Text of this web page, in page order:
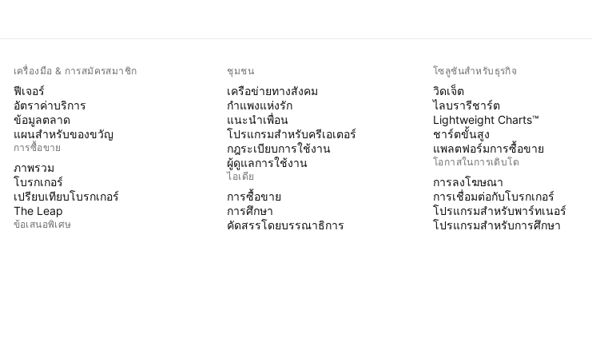
เครื่องมือ & การสมัครสมาชิก
ฟีเจอร์
อัตราค่าบริการ
ข้อมูลตลาด
แผนสำหรับของขวัญ
การซื้อขาย
ภาพรวม
โบรกเกอร์
เปรียบเทียบโบรกเกอร์
The Leap
ข้อเสนอพิเศษ
ชุมชน
เครือข่ายทางสังคม
กำแพงแห่งรัก
แนะนำเพื่อน
โปรแกรมสำหรับครีเอเตอร์
กฎระเบียบการใช้งาน
ผู้ดูแลการใช้งาน
ไอเดีย
การซื้อขาย
การศึกษา
คัดสรรโดยบรรณาธิการ
โซลูชันสำหรับธุรกิจ
วิดเจ็ต
ไลบรารีชาร์ต
Lightweight Charts™
ชาร์ตขั้นสูง
แพลตฟอร์มการซื้อขาย
โอกาสในการเติบโต
การลงโฆษณา
การเชื่อมต่อกับโบรกเกอร์
โปรแกรมสำหรับพาร์ทเนอร์
โปรแกรมสำหรับการศึกษา